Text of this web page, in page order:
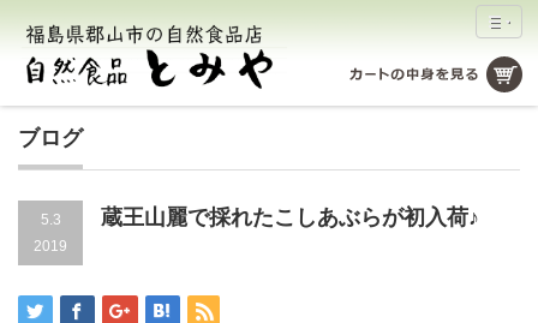
ブログ
5.3
2019
蔵王山麗で採れたこしあぶらが初入荷♪